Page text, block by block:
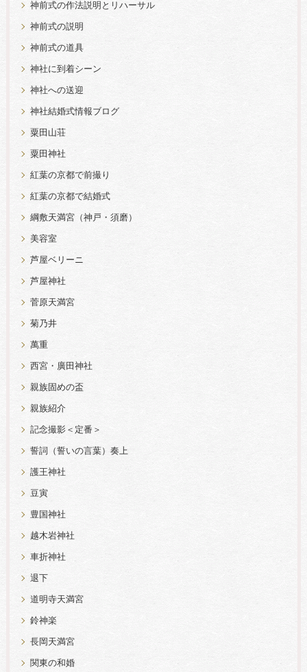
神前式の作法説明とリハーサル
神前式の説明
神前式の道具
神社に到着シーン
神社への送迎
神社結婚式情報ブログ
粟田山荘
粟田神社
紅葉の京都で前撮り
紅葉の京都で結婚式
綱敷天満宮（神戸・須磨）
美容室
芦屋ベリーニ
芦屋神社
菅原天満宮
菊乃井
萬重
西宮・廣田神社
親族固めの盃
親族紹介
記念撮影＜定番＞
誓詞（誓いの言葉）奏上
護王神社
豆寅
豊国神社
越木岩神社
車折神社
退下
道明寺天満宮
鈴神楽
長岡天満宮
関東の和婚